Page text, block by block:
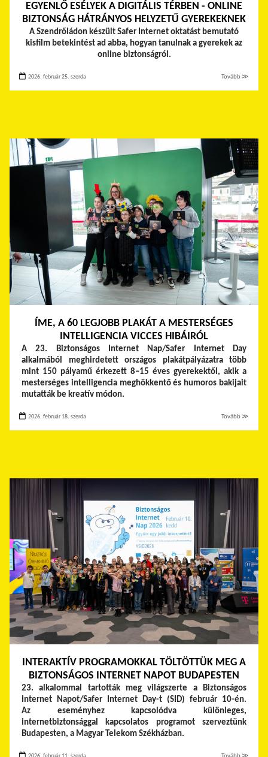
EGYENLŐ ESÉLYEK A DIGITÁLIS TÉRBEN - ONLINE
BIZTONSÁG HÁTRÁNYOS HELYZETŰ GYEREKEKNEK
A Szendrőládon készült Safer Internet oktatást bemutató
kisfilm betekintést ad abba, hogyan tanulnak a gyerekek az
online biztonságról.
2026. február 25. szerda Tovább ≫
ÍME, A 60 LEGJOBB PLAKÁT A MESTERSÉGES
INTELLIGENCIA VICCES HIBÁIRÓL
A 23. Biztonságos Internet Nap/Safer Internet Day
alkalmából meghirdetett országos plakátpályázatra több
mint 150 pályamű érkezett 8–15 éves gyerekektől, akik a
mesterséges intelligencia meghökkentő és humoros bakijait
mutatták be kreatív módon.
2026. február 18. szerda Tovább ≫
INTERAKTÍV PROGRAMOKKAL TÖLTÖTTÜK MEG A
BIZTONSÁGOS INTERNET NAPOT BUDAPESTEN
23. alkalommal tartották meg világszerte a Biztonságos
Internet Napot/Safer Internet Day-t (SID) február 10-én.
Az eseményhez kapcsolódva különleges,
internetbiztonsággal kapcsolatos programot szerveztünk
Budapesten, a Magyar Telekom Székházban.